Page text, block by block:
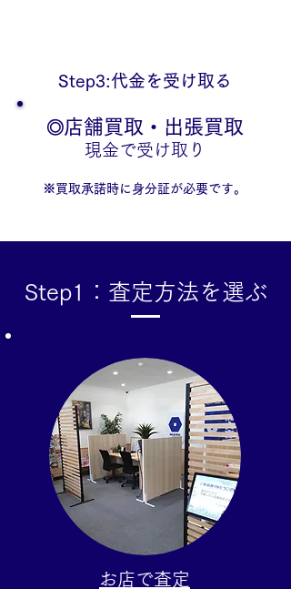
Step3:代金を受け取る
◎店舗買取・出張買取
現金で受け取り
​※買取承諾時に身分証が必要です。
Step1：査定方法を選ぶ
​お店で査定